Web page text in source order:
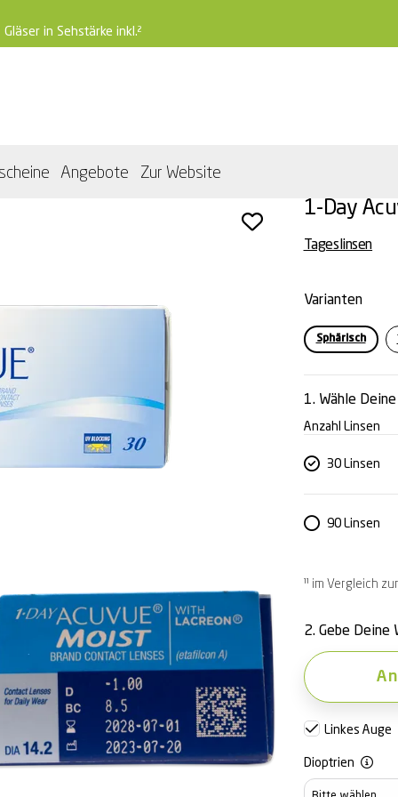
Gläser in Sehstärke inkl.²
Angebote Zur Website
1-Day
Tageslinsen
Varianten
Sphärisch
1. Wähle
Anzahl Linsen
30 Linsen
90 Linsen
¹¹ im Vergleich
2. Gebe Deine
Linkes Auge
Dioptrien
Dioptrien